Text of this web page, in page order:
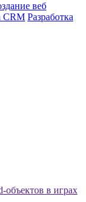
веб
CRM Разработка
объектов в играх